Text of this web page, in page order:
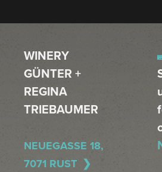
WINERY
GÜNTER +
REGINA
TRIEBAUMER
NEUEGASSE 18,
7071 RUST